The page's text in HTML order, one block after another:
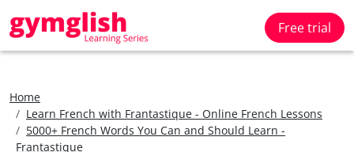
Free trial
Home
Learn French with Frantastique - Online French Lessons
5000+ French Words You Can and Should Learn -
Frantastique